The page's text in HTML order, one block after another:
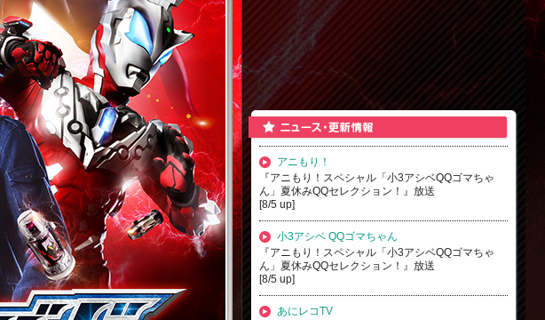
アニもり！
『アニもり！スペシャル「小3アシベQQゴマちゃ
ん」夏休みQQセレクション！』放送
[8/5 up]
小3アシベ QQゴマちゃん
『アニもり！スペシャル「小3アシベQQゴマちゃ
ん」夏休みQQセレクション！』放送
[8/5 up]
あにレコTV